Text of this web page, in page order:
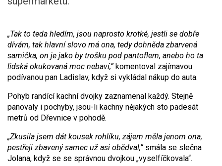
„Tak to teda hledím, jsou naprosto krotké, jestli se dobře
dívám, tak hlavní slovo má ona, tedy dohněda zbarvená
samička, on je jako by trošku pod pantoflem, anebo ho ta
lidská okukovaná moc nebaví,“komentoval zajímavou
podívanou pan Ladislav, když si vykládal nákup do auta.
Pohyb randící kachní dvojky zaznamenal každý. Stejně
panovaly i pochyby, jsou-li kachny nějakých sto padesát
metrů od Dřevnice v pohodě.
„Zkusila jsem dát kousek rohlíku, zájem měla jenom ona,
pestřeji zbavený samec už asi obědval,“smála se slečna
Jolana, když se se správnou dvojkou „vyselfíčkovala“.